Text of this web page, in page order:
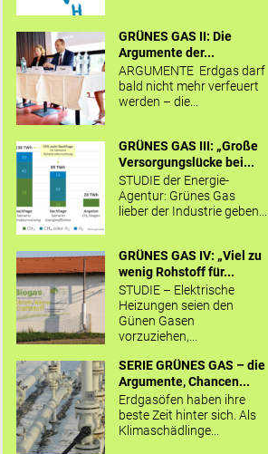
GRÜNES GAS II: Die
Argumente der...
ARGUMENTE Erdgas darf
bald nicht mehr verfeuert
werden – die...
GRÜNES GAS III: „Große
Versorgungslücke bei...
STUDIE der Energie-
Agentur: Grünes Gas
lieber der Industrie geben...
GRÜNES GAS IV: „Viel zu
wenig Rohstoff für...
STUDIE – Elektrische
Heizungen seien den
Günen Gasen
vorzuziehen,...
SERIE GRÜNES GAS – die
Argumente, Chancen...
Erdgasöfen haben ihre
beste Zeit hinter sich. Als
Klimaschädlinge...